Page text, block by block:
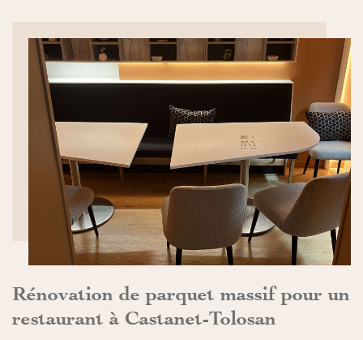
Rénovation de parquet massif pour un
restaurant à Castanet-Tolosan
DÉCOUVRIR>>